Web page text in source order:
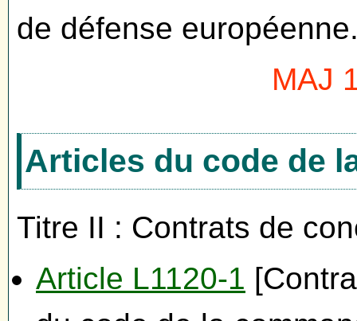
de défense
MAJ
Articles du code de
Titre II : Contrats de
Article L1120-1